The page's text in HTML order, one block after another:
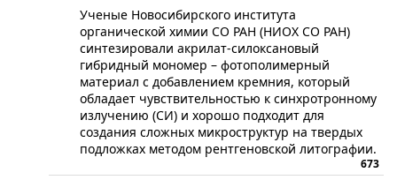
​​Ученые Новосибирского института
органической химии СО РАН (НИОХ СО РАН)
синтезировали акрилат-силоксановый
гибридный мономер – фотополимерный
материал c добавлением кремния, который
обладает чувствительностью к синхротронному
излучению (СИ) и хорошо подходит для
создания сложных микроструктур на твердых
подложках методом рентгеновской литографии.
673